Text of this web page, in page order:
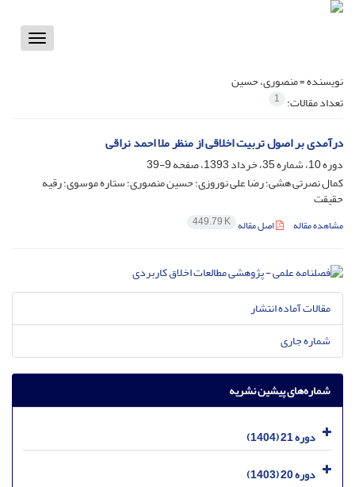
Toggle
نویسنده =منصوری، حسین
تعداد مقالات: 1
درآمدی بر اصول تربیت اخلاقی از منظر ملا احمد نراقی
دوره 10، شماره 35، خرداد 1393، صفحه
9-39
کمال نصرتی هشی؛ رضا علی نوروزی؛ حسین منصوری؛ ستاره موسوی؛ رقیه
حقیقت
مشاهده مقاله اصل مقاله 449.79 K
مقالات آماده انتشار
شماره جاری
شماره‌های پیشین نشریه
دوره 21 (1404)
دوره 20 (1403)